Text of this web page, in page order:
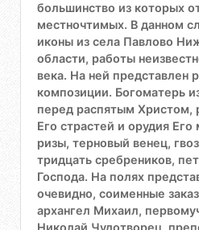
большинство из которых
местночтимых. В данном
иконы из села Павлово
области, работы
века. На ней представлен
композиции. Богоматерь
перед распятым Христом,
Его страстей и орудия Его
ризы, терновый венец,
тридцать сребреников,
Господа. На полях
очевидно, соименные
архангел Михаил,
Николай Чудотворец,